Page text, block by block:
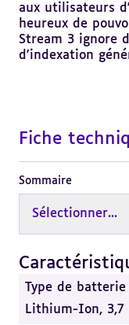
aux utilisateurs
heureux de
Stream 3 ignore
d'indexation
Fiche
Sommaire
Sélectionner...
Type de batterie
Lithium-Ion, 3,7
Revenir
sommaire